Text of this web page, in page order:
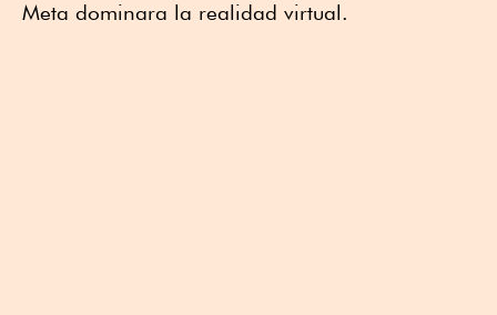
Meta dominara la realidad virtual.